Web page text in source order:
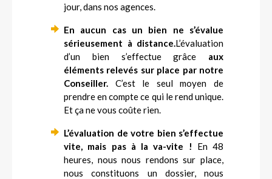
jour, dans nos agences.
En aucun cas un bien ne s’évalue
sérieusement à distance.L’évaluation
d’un bien s’effectue grâce aux
éléments relevés sur place par notre
Conseiller. C’est le seul moyen de
prendre en compte ce qui le rend unique.
Et ça ne vous coûte rien.
L’évaluation de votre bien s’effectue
vite, mais pas à la va-vite ! En 48
heures, nous nous rendons sur place,
nous constituons un dossier, nous